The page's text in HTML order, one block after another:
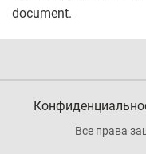
document.
Все права